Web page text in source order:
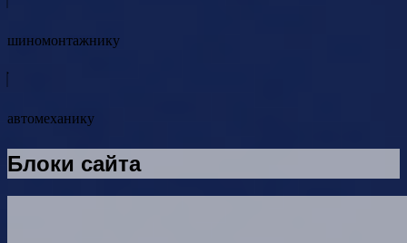
шиномонтажнику
автомеханику
Блоки сайта